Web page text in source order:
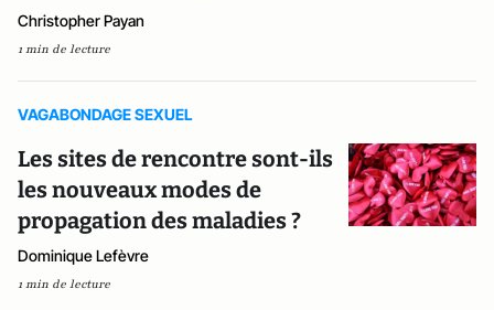
Christopher Payan
1 min de lecture
VAGABONDAGE SEXUEL
Les sites de rencontre sont-ils
les nouveaux modes de
propagation des maladies ?
Dominique Lefèvre
1 min de lecture